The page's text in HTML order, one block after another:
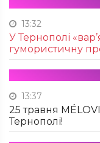
13:32
У Тернополі
гумористичну
13:37
25 травня
Тернополі!